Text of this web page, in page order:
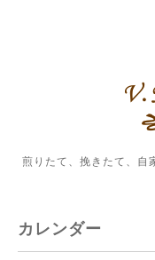
煎りたて、挽きたて、自
カレンダー